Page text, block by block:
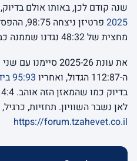
שנה קודם לכן, באותו אולם
2025
פרטיזן
מחצית של 48:32 נגדנו שממנה כבר לא היה מסלול חזרה.
את עונת 2025-26
ה-112:87 הגדול, ואחריו
95:93 ביד אליהו בפברואר 2026
לאן נשבר השוויון. תחזיות,
https://forum.tzahevet.co.il